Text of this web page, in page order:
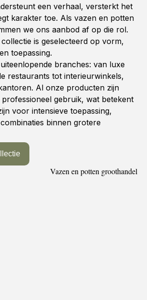
een verhaal, versterkt het
karakter toe. Als vazen en potten
we ons aanbod af op die rol.
is geselecteerd op vorm,
toepassing.
branches: van luxe
restaurants tot interieurwinkels,
Al onze producten zijn
gebruik, wat betekent
voor intensieve toepassing,
binnen grotere